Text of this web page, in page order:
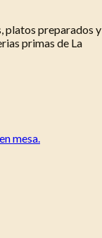
platos preparados y
primas de La
mesa.